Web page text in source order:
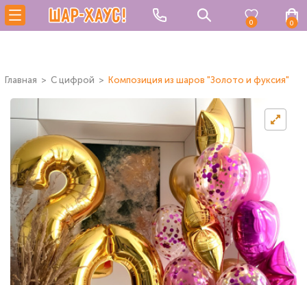
0 0
Главная C цифрой Композиция из шаров "Золото и фуксия"